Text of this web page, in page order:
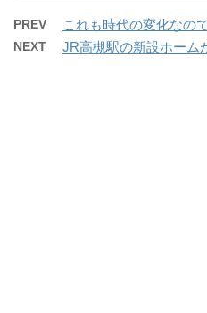
PREV これも時代の変化なの
NEXT JR高槻駅の新設ホーム